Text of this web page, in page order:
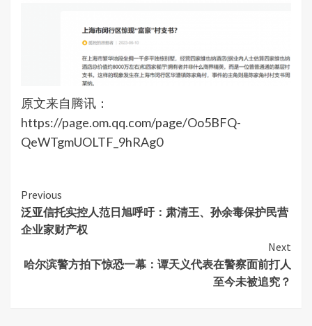
原文来自腾讯：
https://page.om.qq.com/page/Oo5BFQ-
QeWTgmUOLTF_9hRAg0
Continue
Reading
Previous
泛亚信托实控人范日旭呼吁：肃清王、孙余毒保护民营
企业家财产权
Next
哈尔滨警方拍下惊恐一幕：谭天义代表在警察面前打人
至今未被追究？